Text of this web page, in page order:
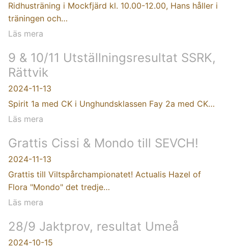
Ridhusträning i Mockfjärd kl. 10.00-12.00, Hans håller i
träningen och…
Läs mera
9 & 10/11 Utställningsresultat SSRK,
Rättvik
2024-11-13
Spirit 1a med CK i Unghundsklassen Fay 2a med CK…
Läs mera
Grattis Cissi & Mondo till SEVCH!
2024-11-13
Grattis till Viltspårchampionatet! Actualis Hazel of
Flora "Mondo" det tredje…
Läs mera
28/9 Jaktprov, resultat Umeå
2024-10-15